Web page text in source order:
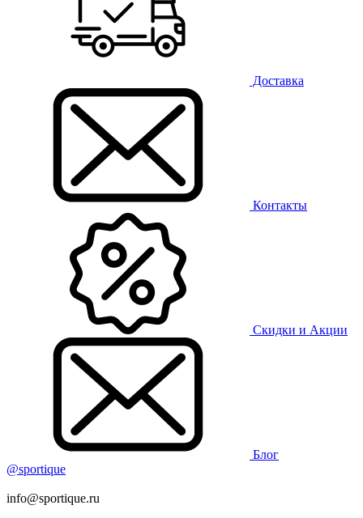
Доставка
Контакты
Скидки и Акции
Блог
@sportique
info@sportique.ru